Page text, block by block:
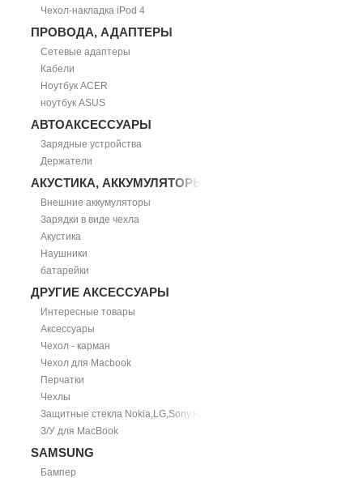
Чехол-накладка iPod 4
ПРОВОДА, АДАПТЕРЫ
Сетевые адаптеры
Кабели
Ноутбук ACER
ноутбук ASUS
АВТОАКСЕССУАРЫ
Зарядные устройства
Держатели
АКУСТИКА, АККУМУЛЯТОРЫ
Внешние аккумуляторы
Зарядки в виде чехла
Акустика
Наушники
батарейки
ДРУГИЕ АКСЕССУАРЫ
Интересные товары
Аксессуары
Чехол - карман
Чехол для Macbook
Перчатки
Чехлы
Защитные стекла Nokia,LG,Sony,HTC
З/У для MacBook
SAMSUNG
Бампер